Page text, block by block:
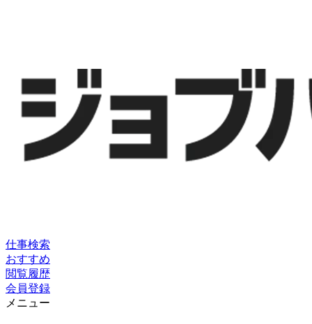
仕事検索
おすすめ
閲覧履歴
会員登録
メニュー